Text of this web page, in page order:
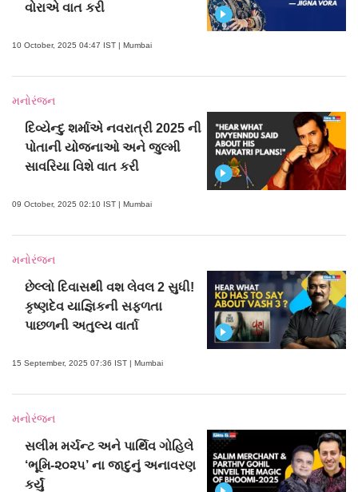
વોરાએ વાત કરી
10 October, 2025 04:47 IST | Mumbai
મનોરંજન
દિવ્યેન્દુ શર્માએ નવરાત્રી 2025 ની
પોતાની યોજનાઓ અને જુલ્મી
સાવરિયા વિશે વાત કરી
09 October, 2025 02:10 IST | Mumbai
મનોરંજન
છેલ્લો દિવાસથી વશ લેવલ 2 સુધી!
કૃષ્ણદેવ યાજ્ઞિકની સફળતા
પાછળની અતુલ્ય વાર્તા
15 September, 2025 07:36 IST | Mumbai
મનોરંજન
સલીમ મર્ચન્ટ અને પાર્થિવ ગોહિલે
‘ભૂમિ-૨૦૨૫’ ના જાદુનું અનાવરણ
કર્યું